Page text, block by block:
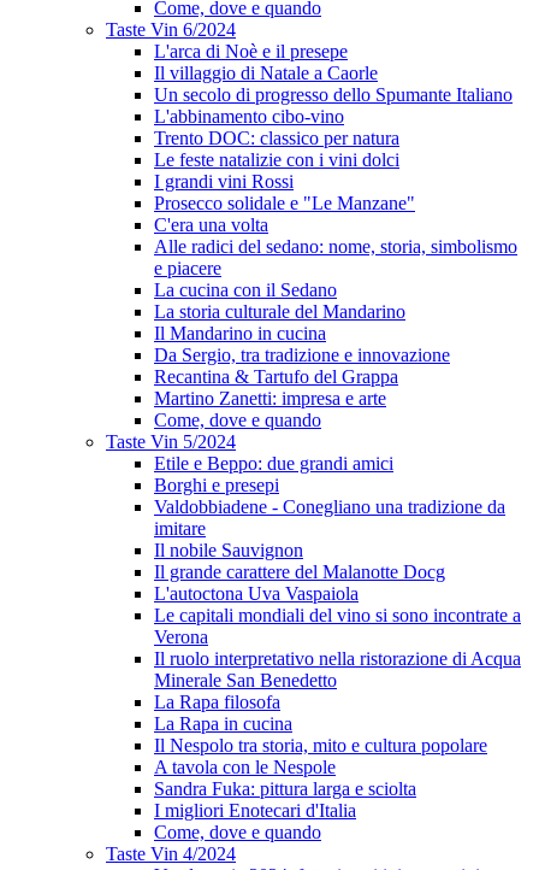
Come, dove e quando
Taste Vin 6/2024
L'arca di Noè e il presepe
Il villaggio di Natale a Caorle
Un secolo di progresso dello Spumante Italiano
L'abbinamento cibo-vino
Trento DOC: classico per natura
Le feste natalizie con i vini dolci
I grandi vini Rossi
Prosecco solidale e "Le Manzane"
C'era una volta
Alle radici del sedano: nome, storia, simbolismo
e piacere
La cucina con il Sedano
La storia culturale del Mandarino
Il Mandarino in cucina
Da Sergio, tra tradizione e innovazione
Recantina & Tartufo del Grappa
Martino Zanetti: impresa e arte
Come, dove e quando
Taste Vin 5/2024
Etile e Beppo: due grandi amici
Borghi e presepi
Valdobbiadene - Conegliano una tradizione da
imitare
Il nobile Sauvignon
Il grande carattere del Malanotte Docg
L'autoctona Uva Vaspaiola
Le capitali mondiali del vino si sono incontrate a
Verona
Il ruolo interpretativo nella ristorazione di Acqua
Minerale San Benedetto
La Rapa filosofa
La Rapa in cucina
Il Nespolo tra storia, mito e cultura popolare
A tavola con le Nespole
Sandra Fuka: pittura larga e sciolta
I migliori Enotecari d'Italia
Come, dove e quando
Taste Vin 4/2024